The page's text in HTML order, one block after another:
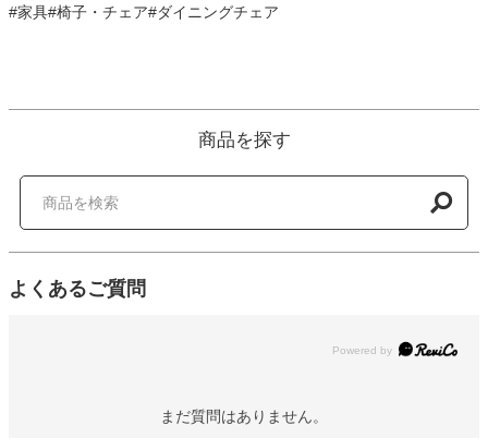
#家具#椅子・チェア#ダイニングチェア
商品を探す
よくあるご質問
Powered by
まだ質問はありません。